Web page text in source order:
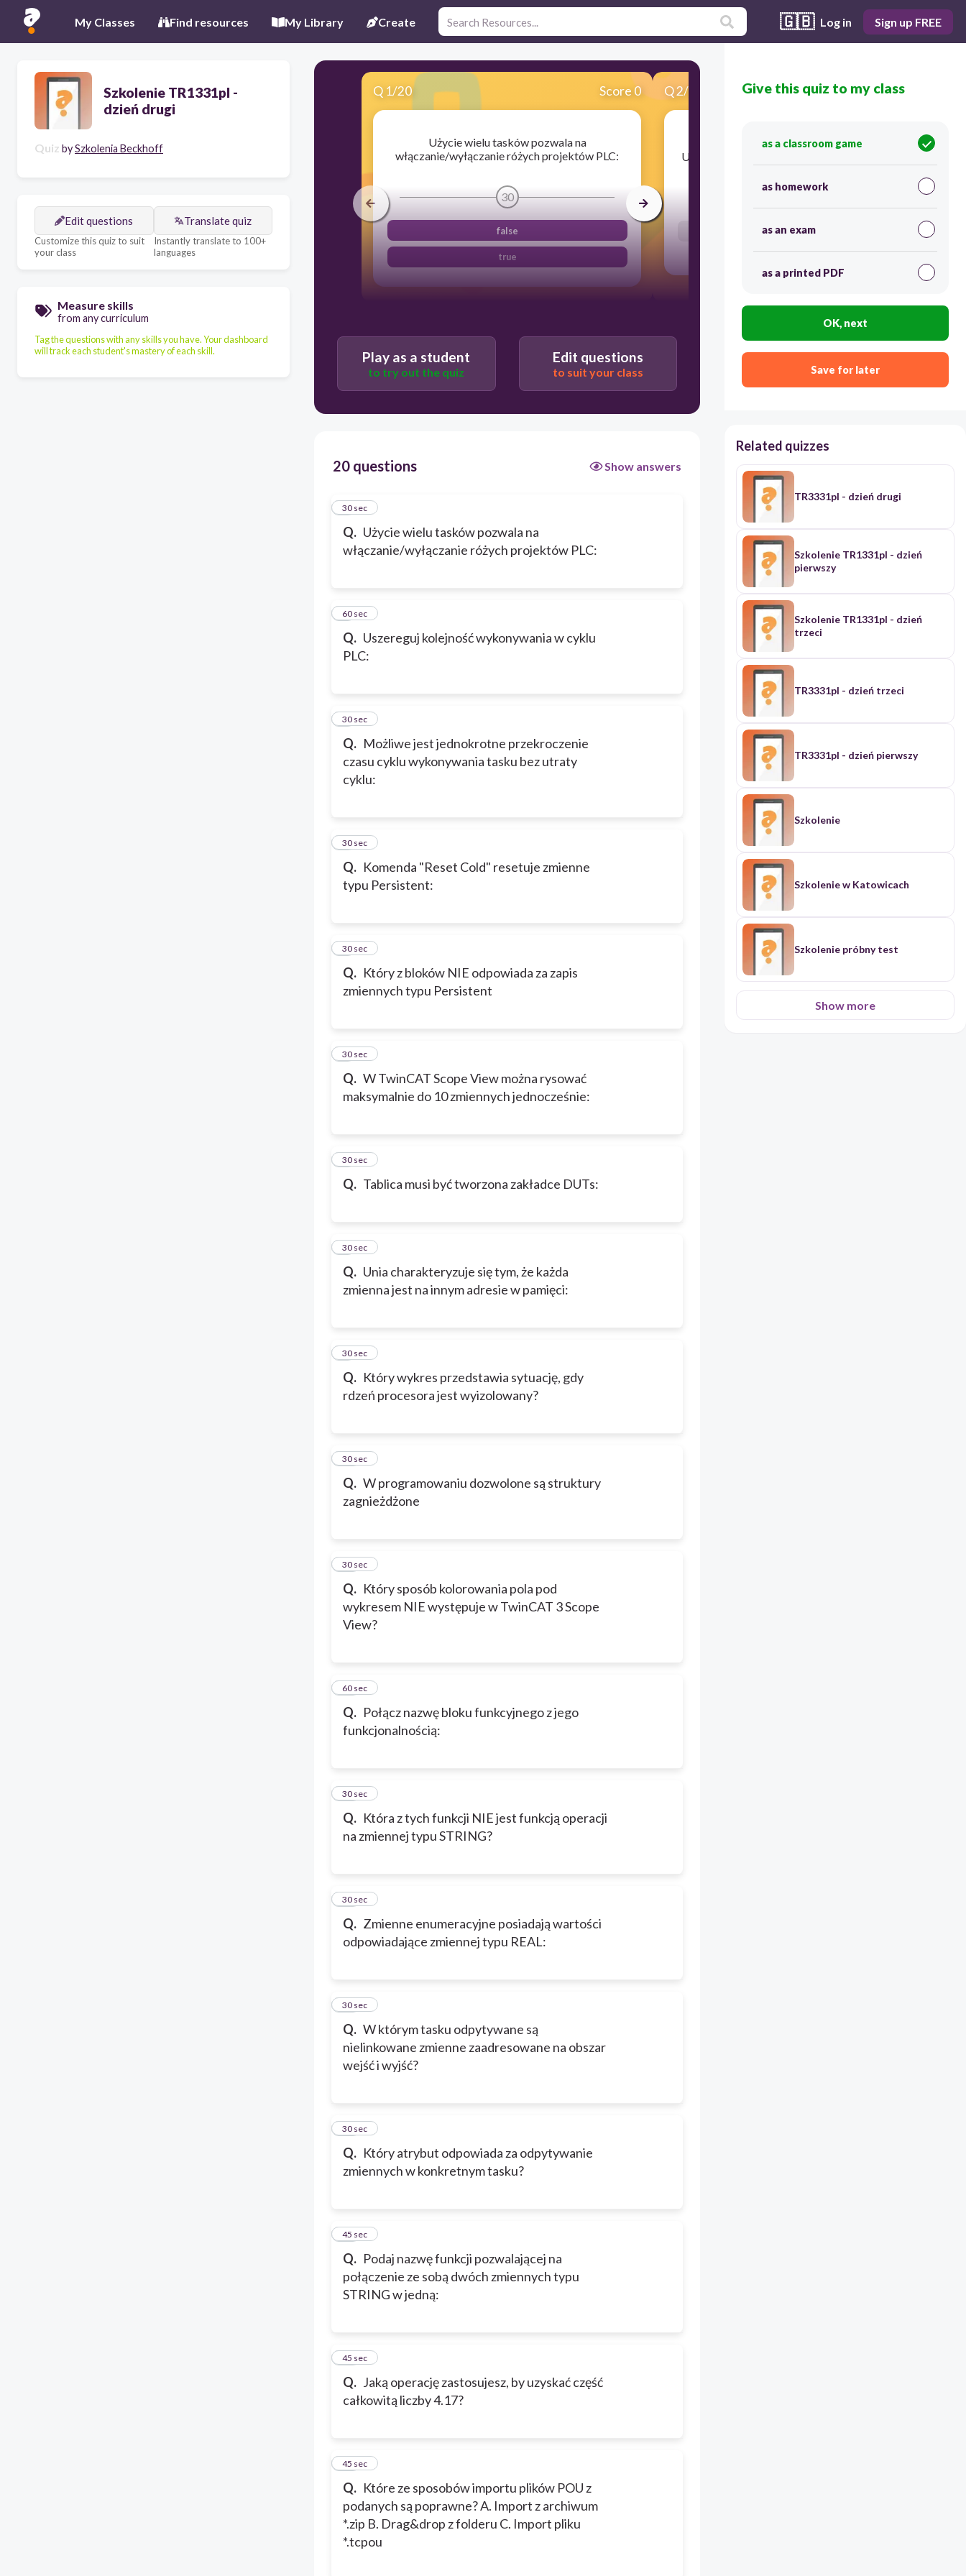
My Classes Find resources My Library Create 🇬🇧 Log in Sign up FREE
Szkolenie TR1331pl -
dzień drugi
Quiz bySzkolenia Beckhoff
Edit questions
Customize this quiz to suit
your class
Translate quiz
Instantly translate to 100+
languages
Measure skills
from any curriculum
Tag the questions with any skills you have. Your dashboard
will track each student's mastery of each skill.
Q 1/20 Score 0
Użycie wielu tasków pozwala na
włączanie/wyłączanie różych projektów PLC:
30
false
true
Q2/20 Score 0
Uszereguj kolejność wykonywania w cyklu PLC:
Users re-arrange answers into correct order
Play as a student
to try out the quiz
Edit questions
to suit your class
20 questions Show answers
Q. Użycie wielu tasków pozwala na
włączanie/wyłączanie różych projektów PLC:
1
30 sec
Q. Uszereguj kolejność wykonywania w cyklu
PLC:
260 sec
Q. Możliwe jest jednokrotne przekroczenie
czasu cyklu wykonywania tasku bez utraty
cyklu:
3
30 sec
Q. Komenda "Reset Cold" resetuje zmienne
typu Persistent:
4
30 sec
Q. Który z bloków NIE odpowiada za zapis
zmiennych typu Persistent
5
30 sec
Q. W TwinCAT Scope View można rysować
maksymalnie do 10 zmiennych jednocześnie:
6
30 sec
Q. Tablica musi być tworzona zakładce DUTs:
7
30 sec
Q. Unia charakteryzuje się tym, że każda
zmienna jest na innym adresie w pamięci:
8
30 sec
Q. Który wykres przedstawia sytuację, gdy
rdzeń procesora jest wyizolowany?
9
30 sec
Q. W programowaniu dozwolone są struktury
zagnieżdżone
10
30 sec
Q. Który sposób kolorowania pola pod
wykresem NIE występuje w TwinCAT 3 Scope
View?
11
30 sec
Q. Połącz nazwę bloku funkcyjnego z jego
funkcjonalnością:
12
60 sec
Q. Która z tych funkcji NIE jest funkcją operacji
na zmiennej typu STRING?
13
30 sec
Q. Zmienne enumeracyjne posiadają wartości
odpowiadające zmiennej typu REAL:
14
30 sec
Q. W którym tasku odpytywane są
nielinkowane zmienne zaadresowane na obszar
wejść i wyjść?
15
30 sec
Q. Który atrybut odpowiada za odpytywanie
zmiennych w konkretnym tasku?
16
30 sec
Q. Podaj nazwę funkcji pozwalającej na
połączenie ze sobą dwóch zmiennych typu
STRING w jedną:
17
45 sec
Q. Jaką operację zastosujesz, by uzyskać część
całkowitą liczby 4.17?
18
45 sec
Q. Które ze sposobów importu plików POU z
podanych są poprawne? A. Import z archiwum
*.zip B. Drag&drop z folderu C. Import pliku
*.tcpou
19
45 sec
Give this quiz to my class
as a classroom game
as homework
as an exam
as a printed PDF
OK, next
Save for later
Related quizzes
TR3331pl - dzień drugi
Szkolenie TR1331pl - dzień
pierwszy
Szkolenie TR1331pl - dzień
trzeci
TR3331pl - dzień trzeci
TR3331pl - dzień pierwszy
Szkolenie
Szkolenie w Katowicach
Szkolenie próbny test
Show more